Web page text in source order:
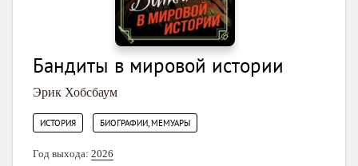
Бандиты в мировой истории
Эрик Хобсбаум
ИСТОРИЯ БИОГРАФИИ, МЕМУАРЫ
Год выхода: 2026